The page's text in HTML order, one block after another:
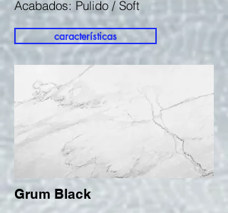
Acabados: Pulido / Soft
características
Grum Black